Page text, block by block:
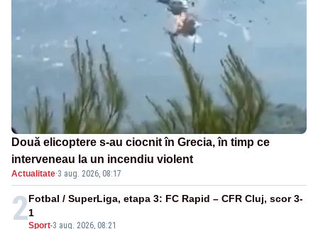
Două elicoptere s-au ciocnit în Grecia, în timp ce
interveneau la un incendiu violent
Actualitate·3 aug. 2026, 08:17
2Sport-3 aug. 2026, 08:21
Fotbal / SuperLiga, etapa 3: FC Rapid – CFR Cluj, scor 3-
1